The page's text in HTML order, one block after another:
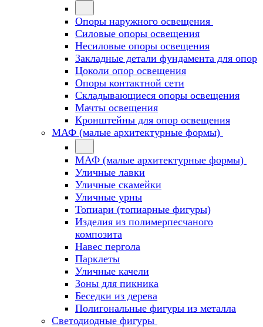
Опоры наружного освещения
Силовые опоры освещения
Несиловые опоры освещения
Закладные детали фундамента для опор
Цоколи опор освещения
Опоры контактной сети
Cкладывающиеся опоры освещения
Мачты освещения
Кронштейны для опор освещения
МАФ (малые архитектурные формы)
МАФ (малые архитектурные формы)
Уличные лавки
Уличные скамейки
Уличные урны
Топиари (топиарные фигуры)
Изделия из полимерпесчаного
композита
Навес пергола
Парклеты
Уличные качели
Зоны для пикника
Беседки из дерева
Полигональные фигуры из металла
Светодиодные фигуры